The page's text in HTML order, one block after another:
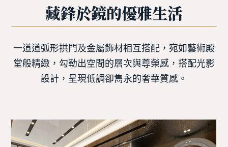
藏鋒於鏡的優雅生活
一道道弧形拱門及金屬飾材相互搭配，宛如藝術殿
堂般精緻，勾勒出空間的層次與尊榮感，搭配光影
設計，呈現低調卻雋永的奢華質感。